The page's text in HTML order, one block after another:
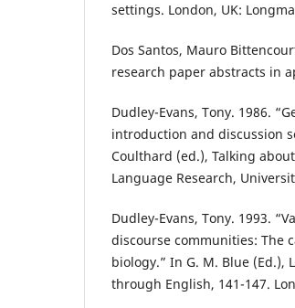
settings. London, UK:
Dos Santos, Mauro
research paper abstracts in
Dudley-Evans, Tony. 1986.
introduction and discussion
Coulthard (ed.), Talking
Language Research,
Dudley-Evans, Tony. 1993.
discourse communities: The
biology.” In G. M. Blue (Ed.),
through English, 141-147.